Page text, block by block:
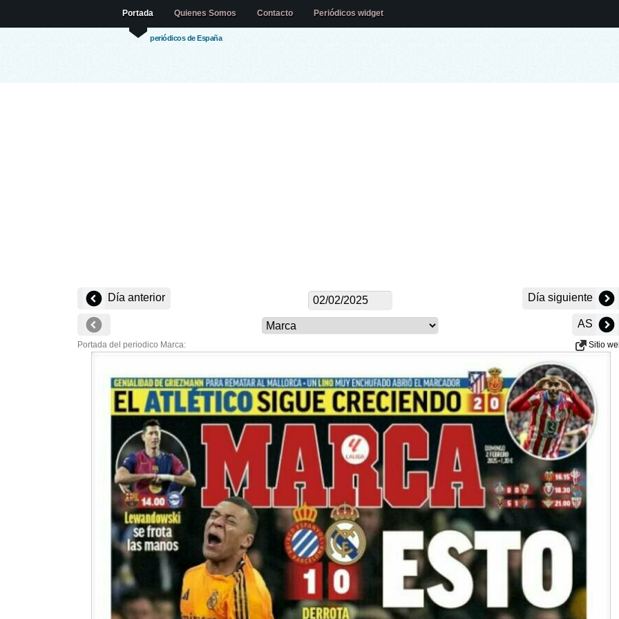
periódicos de España
Portada Quienes Somos Contacto Periódicos widget
Día anterior Día siguiente
AS
Portada del periodico Marca: Sitio